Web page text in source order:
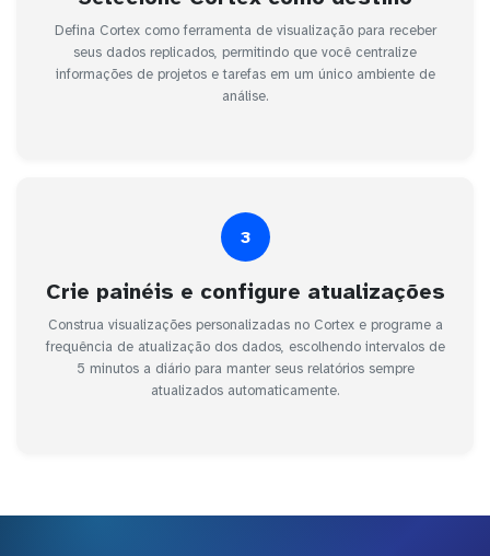
Defina Cortex como ferramenta de visualização para receber
seus dados replicados, permitindo que você centralize
informações de projetos e tarefas em um único ambiente de
análise.
3
Crie painéis e configure atualizações
Construa visualizações personalizadas no Cortex e programe a
frequência de atualização dos dados, escolhendo intervalos de
5 minutos a diário para manter seus relatórios sempre
atualizados automaticamente.